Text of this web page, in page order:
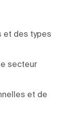
et des types
secteur
et de